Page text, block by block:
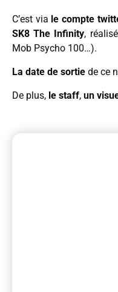
C’est via le compte
SK8 The Infinity,
Mob Psycho 100…).
La date de sortie de ce
De plus, le staff, un